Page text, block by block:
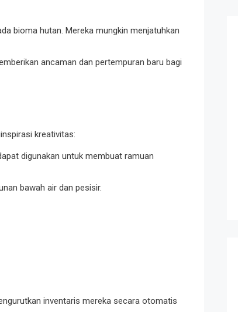
bioma hutan. Mereka mungkin menjatuhkan
ancaman dan pertempuran baru bagi
kreativitas:
digunakan untuk membuat ramuan
bawah air dan pesisir.
inventaris mereka secara otomatis